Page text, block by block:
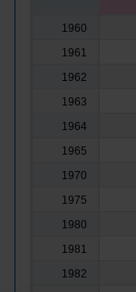
1960
1961
1962
1963
1964
1965
1970
1975
1980
1981
1982